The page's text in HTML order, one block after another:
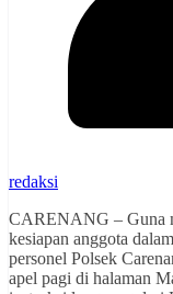
redaksi
CARENANG – Guna
kesiapan anggota
personel Polsek
apel pagi di halaman